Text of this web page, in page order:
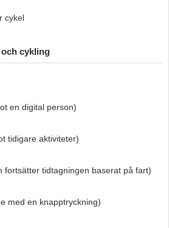
cykel
cykling
en digital person)
tidigare aktiviteter)
fortsätter tidtagningen baserat på fart)
med en knapptryckning)